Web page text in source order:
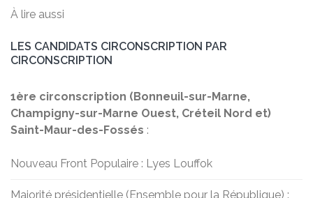
À lire aussi
LES CANDIDATS CIRCONSCRIPTION PAR
CIRCONSCRIPTION
1ère circonscription (Bonneuil-sur-Marne,
Champigny-sur-Marne Ouest, Créteil Nord et)
Saint-Maur-des-Fossés :
Nouveau Front Populaire : Lyes Louffok
Majorité présidentielle (Ensemble pour la République) :